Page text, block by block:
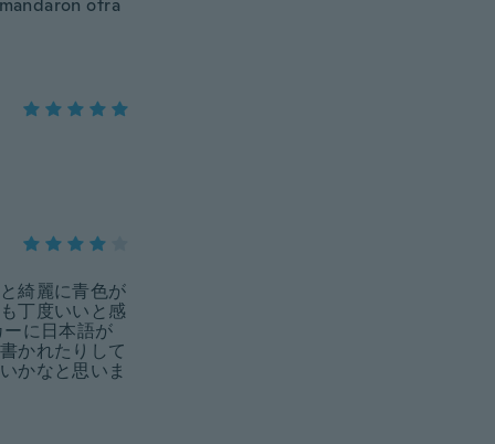
otra
綺麗に青色が
丁度いいと感
に日本語が
かれたりして
かなと思いま